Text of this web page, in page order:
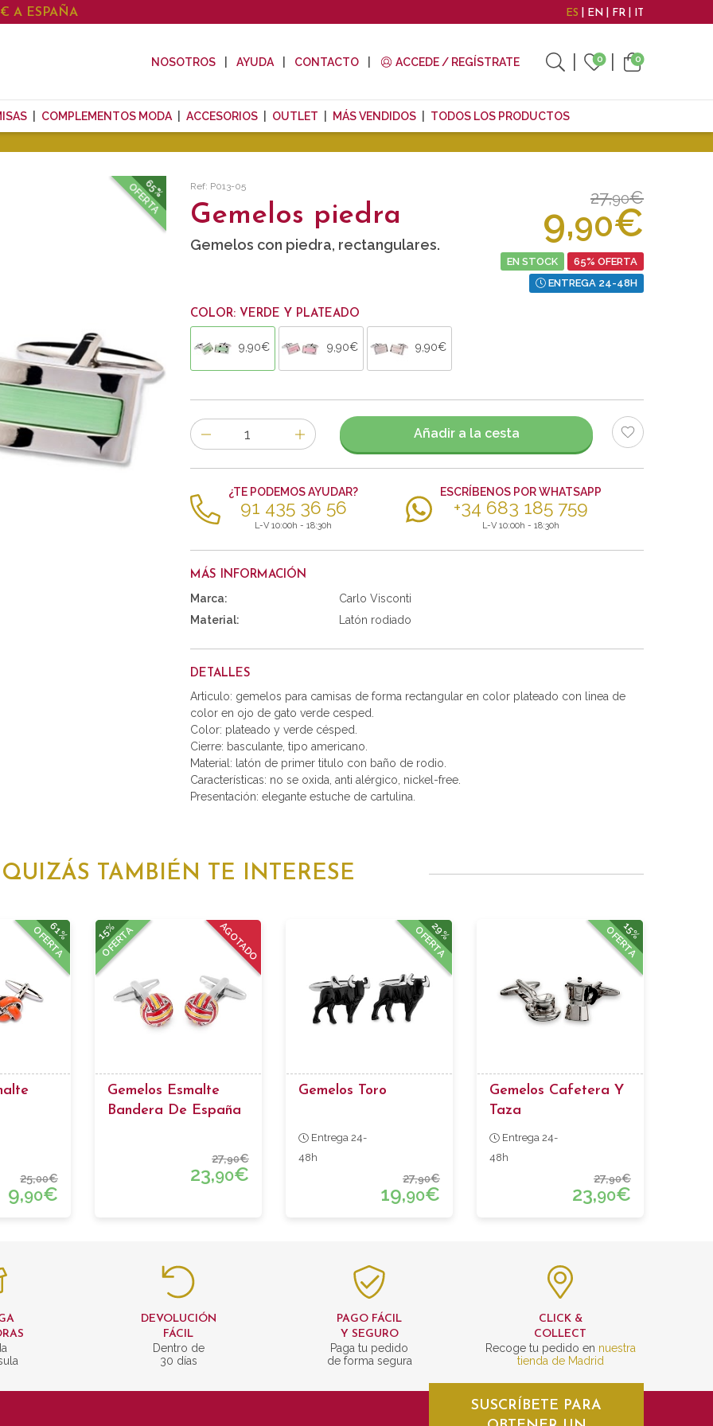
A ESPAÑA ES EN FR IT
NOSOTROS AYUDA CONTACTO ACCEDE / REGÍSTRATE 0 0
COMPLEMENTOS MODA ACCESORIOS OUTLET MÁS VENDIDOS TODOS LOS PRODUCTOS
65%
OFERTA Ref: P013-05
Gemelos piedra
Gemelos con piedra, rectangulares.
27,90€
9,90€
EN STOCK
65% OFERTA
ENTREGA 24-48H
COLOR: VERDE Y PLATEADO
9,90€ 9,90€ 9,90€
Número
de
artículos
Añadir a la cesta
¿TE PODEMOS AYUDAR?
91 435 36 56
L-V 10:00h - 18:30h
ESCRÍBENOS POR WHATSAPP
+34 683 185 759
L-V 10:00h - 18:30h
MÁS INFORMACIÓN
Marca:
Carlo Visconti
Material:
Latón rodiado
DETALLES
Articulo: gemelos para camisas de forma rectangular en color plateado con linea de
color en ojo de gato verde cesped.
Color: plateado y verde césped.
Cierre: basculante, tipo americano.
Material: latón de primer titulo con baño de rodio.
Características: no se oxida, anti alérgico, nickel-free.
Presentación: elegante estuche de cartulina.
QUIZÁS TAMBIÉN TE INTERESE
61%
OFERTA
25,00€
9,90€
AGOTADO
15%
OFERTA
Gemelos Esmalte
Bandera De España
27,90€
23,90€
29%
OFERTA
Gemelos Toro
Entrega 24-
48h
27,90€
19,90€
15%
OFERTA
Gemelos Cafetera Y
Taza
Entrega 24-
48h
27,90€
23,90€
DEVOLUCIÓN
FÁCIL
Dentro de
30 días
PAGO FÁCIL
Y SEGURO
Paga tu pedido
de forma segura
CLICK &
COLLECT
Recoge tu pedido en nuestra
tienda de Madrid
SUSCRÍBETE PARA